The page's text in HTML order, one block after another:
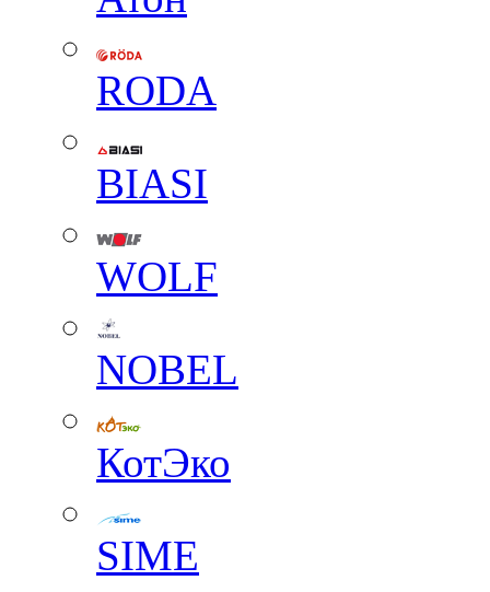
RODA
BIASI
WOLF
NOBEL
КотЭко
SIME